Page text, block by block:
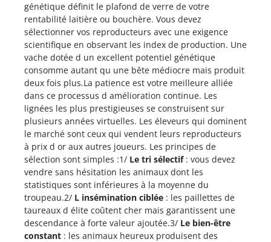
génétique définit le plafond de verre de votre
rentabilité laitière ou bouchère. Vous devez
sélectionner vos reproducteurs avec une exigence
scientifique en observant les index de production. Une
vache dotée d un excellent potentiel génétique
consomme autant qu une bête médiocre mais produit
deux fois plus.La patience est votre meilleure alliée
dans ce processus d amélioration continue. Les
lignées les plus prestigieuses se construisent sur
plusieurs années virtuelles. Les éleveurs qui dominent
le marché sont ceux qui vendent leurs reproducteurs
à prix d or aux autres joueurs. Les principes de
sélection sont simples :1/ Le tri sélectif: vous devez
vendre sans hésitation les animaux dont les
statistiques sont inférieures à la moyenne du
troupeau.2/ L insémination ciblée : les paillettes de
taureaux d élite coûtent cher mais garantissent une
descendance à forte valeur ajoutée.3/ Le bien-être
constant : les animaux heureux produisent des